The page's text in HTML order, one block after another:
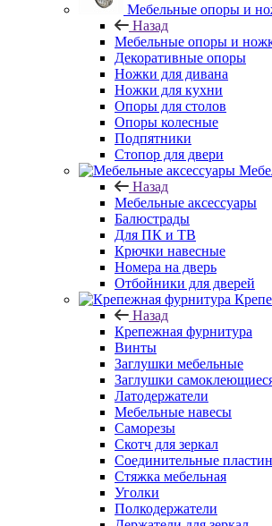
Мебельные опоры и
Назад
Мебельные опоры и
Декоративные опоры
Ножки для дивана
Ножки для кухни
Опоры для столов
Опоры колесные
Подпятники
Стопор для двери
Назад
Мебельные аксессуары
Балюстрады
Для ПК и ТВ
Крючки навесные
Номера на дверь
Отбойники для дверей
Назад
Крепежная фурнитура
Винты
Заглушки мебельные
Заглушки
Латодержатели
Мебельные навесы
Саморезы
Скотч для зеркал
Соединительные
Стяжка мебельная
Уголки
Полкодержатели